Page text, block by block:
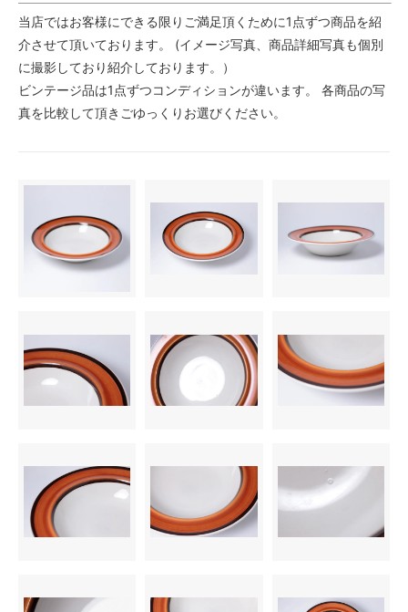
当店ではお客様にできる限りご満足頂くために1点ずつ商品を紹
介させて頂いております。 (イメージ写真、商品詳細写真も個別
に撮影しており紹介しております。）
ビンテージ品は1点ずつコンディションが違います。 各商品の写
真を比較して頂きごゆっくりお選びください。